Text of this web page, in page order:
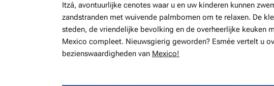
Itzá, avontuurlijke cenotes waar u en uw kinderen kunnen
zandstranden met wuivende palmbomen om te relaxen. De
steden, de vriendelijke bevolking en de overheerlijke keuken
Mexico compleet. Nieuwsgierig geworden? Esmée vertelt u
bezienswaardigheden van Mexico!